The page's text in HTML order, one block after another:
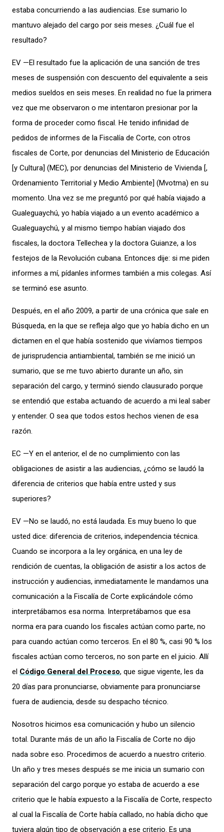
estaba concurriendo a las audiencias. Ese sumario lo
mantuvo alejado del cargo por seis meses. ¿Cuál fue el
resultado?
EV —El resultado fue la aplicación de una sanción de tres
meses de suspensión con descuento del equivalente a seis
medios sueldos en seis meses. En realidad no fue la primera
vez que me observaron o me intentaron presionar por la
forma de proceder como fiscal. He tenido infinidad de
pedidos de informes de la Fiscalía de Corte, con otros
fiscales de Corte, por denuncias del Ministerio de Educación
[y Cultura] (MEC), por denuncias del Ministerio de Vivienda [,
Ordenamiento Territorial y Medio Ambiente] (Mvotma) en su
momento. Una vez se me preguntó por qué había viajado a
Gualeguaychú, yo había viajado a un evento académico a
Gualeguaychú, y al mismo tiempo habían viajado dos
fiscales, la doctora Tellechea y la doctora Guianze, a los
festejos de la Revolución cubana. Entonces dije: si me piden
informes a mí, pídanles informes también a mis colegas. Así
se terminó ese asunto.
Después, en el año 2009, a partir de una crónica que sale en
Búsqueda, en la que se refleja algo que yo había dicho en un
dictamen en el que había sostenido que vivíamos tiempos
de jurisprudencia antiambiental, también se me inició un
sumario, que se me tuvo abierto durante un año, sin
separación del cargo, y terminó siendo clausurado porque
se entendió que estaba actuando de acuerdo a mi leal saber
y entender. O sea que todos estos hechos vienen de esa
razón.
EC —Y en el anterior, el de no cumplimiento con las
obligaciones de asistir a las audiencias, ¿cómo se laudó la
diferencia de criterios que había entre usted y sus
superiores?
EV —No se laudó, no está laudada. Es muy bueno lo que
usted dice: diferencia de criterios, independencia técnica.
Cuando se incorpora a la ley orgánica, en una ley de
rendición de cuentas, la obligación de asistir a los actos de
instrucción y audiencias, inmediatamente le mandamos una
comunicación a la Fiscalía de Corte explicándole cómo
interpretábamos esa norma. Interpretábamos que esa
norma era para cuando los fiscales actúan como parte, no
para cuando actúan como terceros. En el 80 %, casi 90 % los
fiscales actúan como terceros, no son parte en el juicio. Allí
el Código General del Proceso, que sigue vigente, les da
20 días para pronunciarse, obviamente para pronunciarse
fuera de audiencia, desde su despacho técnico.
Nosotros hicimos esa comunicación y hubo un silencio
total. Durante más de un año la Fiscalía de Corte no dijo
nada sobre eso. Procedimos de acuerdo a nuestro criterio.
Un año y tres meses después se me inicia un sumario con
separación del cargo porque yo estaba de acuerdo a ese
criterio que le había expuesto a la Fiscalía de Corte, respecto
al cual la Fiscalía de Corte había callado, no había dicho que
tuviera algún tipo de observación a ese criterio. Es una